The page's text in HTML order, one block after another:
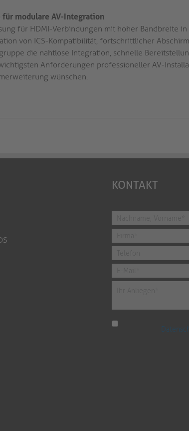
modulare AV-Integration
für HDMI-Verbindungen mit hoher Bandbreite in
von ICS-Kompatibilität, fortschrittlicher
die nahtlose Integration, schnelle
Anforderungen professioneller AV-
wünschen.
KONTAKT